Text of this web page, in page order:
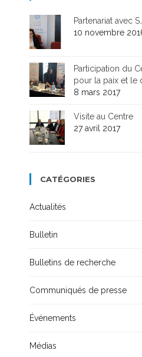
Partenariat avec
10 novembre
Participation du
pour la paix et le
8 mars 2017
Visite au Centre
27 avril 2017
CATÉGORIES
Actualités
Bulletin
Bulletins de recherche
Communiqués de presse
Événements
Médias